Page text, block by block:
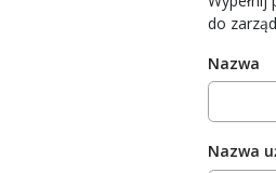
do
Nazwa
Nazwa